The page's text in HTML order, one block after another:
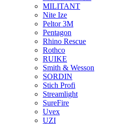
MILITANT
Nite Ize
Peltor 3M
Pentagon
Rhino Rescue
Rothco
RUIKE
Smith & Wesson
SORDIN
Stich Profi
Streamlight
SureFire
Uvex
UZI